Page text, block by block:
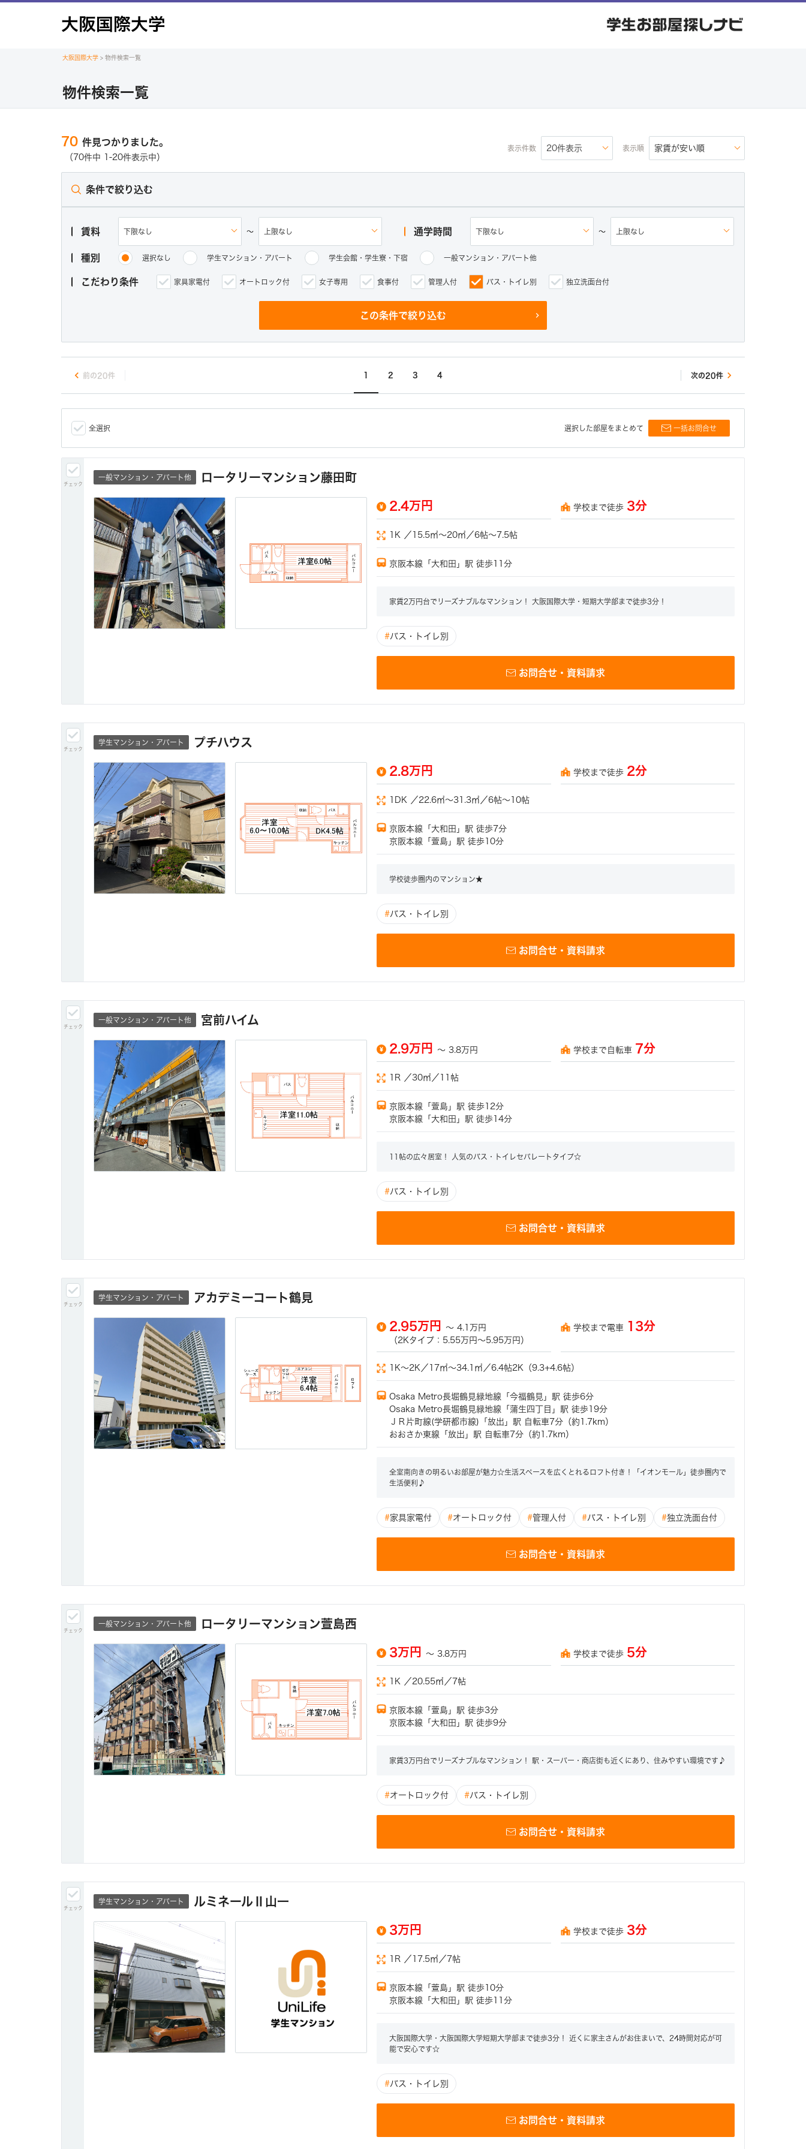
大阪国際大学 close
閉
学生会
大阪国際大学 > 物件検索一覧
物件検索一覧
70 件見つかりました。
（70件中 1-20件表示中）
表示件数 表示順
条件で絞り込む
賃料 ～ 通学時間 ～
種別 選択なし 学生マンション・アパート 学生会館・学生寮・下宿 一般マンション・アパート他
こだわり条件 家具家電付 オートロック付 女子専用 食事付 管理人付 バス・トイレ別 独立洗面台付
この条件で絞り込む chevron_right
chevron_left 前の20件 1 2 3 4 次の20件 chevron_right
全選択 選択した部屋をまとめて 一括お問合せ
チェック
一般マンション・アパート他 ロータリーマンション藤田町
2.4万円 学校まで徒歩 3分
1K ／15.5㎡～20㎡／6帖～7.5帖
京阪本線「大和田」駅 徒歩11分
家賃2万円台でリーズナブルなマンション！ 大阪国際大学・短期大学部まで徒歩3分！
#バス・トイレ別
お問合せ・資料請求
チェック
学生マンション・アパート プチハウス
2.8万円 学校まで徒歩 2分
1DK ／22.6㎡～31.3㎡／6帖～10帖
京阪本線「大和田」駅 徒歩7分
京阪本線「萱島」駅 徒歩10分
学校徒歩圏内のマンション★
#バス・トイレ別
お問合せ・資料請求
チェック
一般マンション・アパート他 宮前ハイム
2.9万円 ～ 3.8万円 学校まで自転車 7分
1R ／30㎡／11帖
京阪本線「萱島」駅 徒歩12分
京阪本線「大和田」駅 徒歩14分
11帖の広々居室！ 人気のバス・トイレセパレートタイプ☆
#バス・トイレ別
お問合せ・資料請求
チェック
学生マンション・アパート アカデミーコート鶴見
2.95万円 ～ 4.1万円
（2Kタイプ：5.55万円～5.95万円）
学校まで電車 13分
1K～2K／17㎡～34.1㎡／6.4帖2K（9.3+4.6帖）
Osaka Metro長堀鶴見緑地線「今福鶴見」駅 徒歩6分
Osaka Metro長堀鶴見緑地線「蒲生四丁目」駅 徒歩19分
ＪＲ片町線(学研都市線)「放出」駅 自転車7分（約1.7km）
おおさか東線「放出」駅 自転車7分（約1.7km）
全室南向きの明るいお部屋が魅力☆生活スペースを広くとれるロフト付き！「イオンモール」徒歩圏内で
生活便利♪
#家具家電付 #オートロック付 #管理人付 #バス・トイレ別 #独立洗面台付
お問合せ・資料請求
チェック
一般マンション・アパート他 ロータリーマンション萱島西
3万円 ～ 3.8万円 学校まで徒歩 5分
1K ／20.55㎡／7帖
京阪本線「萱島」駅 徒歩3分
京阪本線「大和田」駅 徒歩9分
家賃3万円台でリーズナブルなマンション！ 駅・スーパー・商店街も近くにあり、住みやすい環境です♪
#オートロック付 #バス・トイレ別
お問合せ・資料請求
チェック
学生マンション・アパート ルミネールⅡ山一
3万円 学校まで徒歩 3分
1R ／17.5㎡／7帖
京阪本線「萱島」駅 徒歩10分
京阪本線「大和田」駅 徒歩11分
大阪国際大学・大阪国際大学短期大学部まで徒歩3分！ 近くに家主さんがお住まいで、24時間対応が可
能で安心です☆
#バス・トイレ別
お問合せ・資料請求